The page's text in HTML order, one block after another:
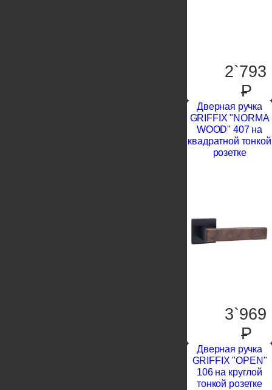
2`793
P
Дверная ручка
GRIFFIX "NORMA
WOOD" 407 на
квадратной тонкой
розетке
3`969
P
Дверная ручка
GRIFFIX "OPEN"
106 на круглой
тонкой розетке